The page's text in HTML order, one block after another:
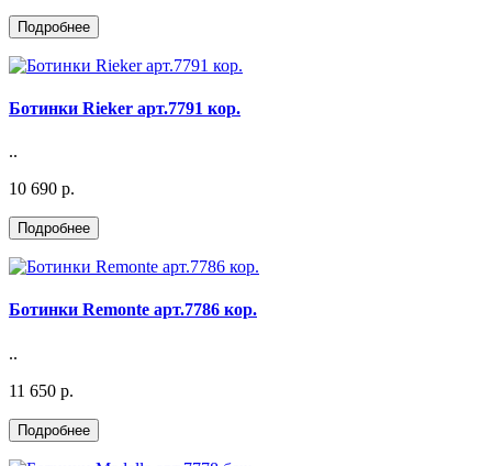
Ботинки Rieker арт.7791 кор.
..
10 690 р.
Ботинки Remonte арт.7786 кор.
..
11 650 р.